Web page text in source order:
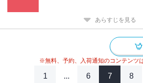
あらすじを見る
※無料、予約、入荷通知のコンテンツ
1 ... 6 7 8